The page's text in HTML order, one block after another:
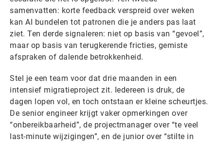
samenvatten: korte feedback verspreid over weken
kan AI bundelen tot patronen die je anders pas laat
ziet. Ten derde signaleren: niet op basis van “gevoel”,
maar op basis van terugkerende fricties, gemiste
afspraken of dalende betrokkenheid.
Stel je een team voor dat drie maanden in een
intensief migratieproject zit. Iedereen is druk, de
dagen lopen vol, en toch ontstaan er kleine scheurtjes.
De senior engineer krijgt vaker opmerkingen over
“onbereikbaarheid”, de projectmanager over “te veel
last-minute wijzigingen”, en de junior over “stilte in